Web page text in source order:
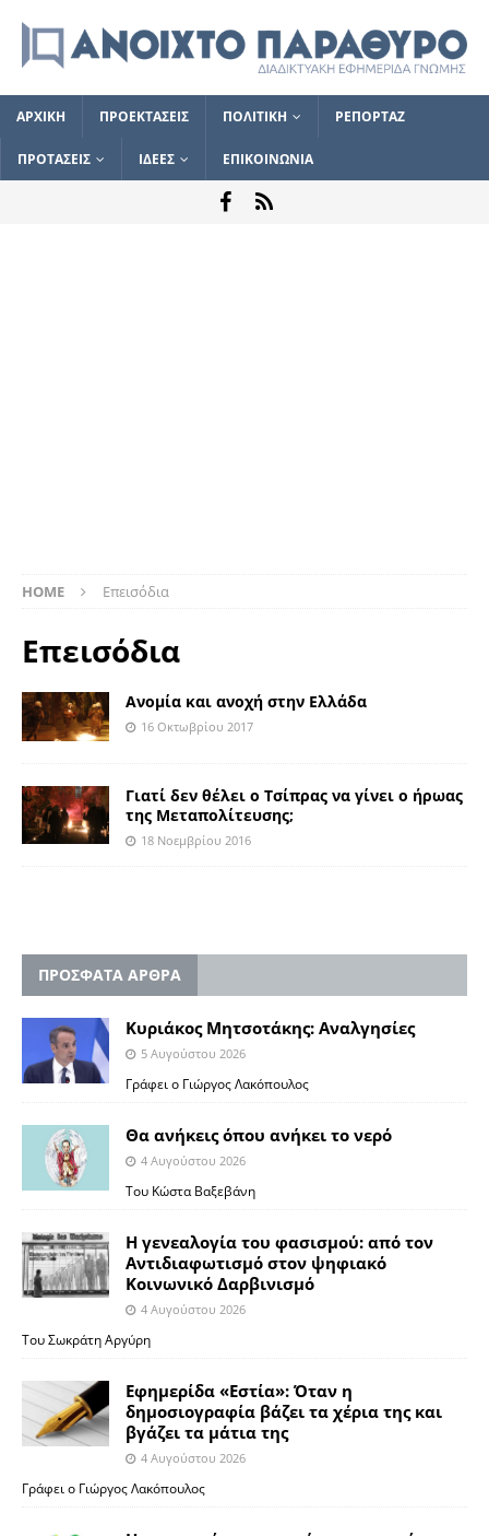
ΑΡΧΙΚΗ ΠΡΟΕΚΤΑΣΕΙΣ ΠΟΛΙΤΙΚΗ ΡΕΠΟΡΤΑΖ
ΠΡΟΤΑΣΕΙΣ ΙΔΕΕΣ ΕΠΙΚΟΙΝΩΝΙΑ
HOME Επεισόδια
Επεισόδια
Ανομία και ανοχή στην Ελλάδα
16 Οκτωβρίου 2017
Γιατί δεν θέλει ο Τσίπρας να γίνει ο ήρωας
της Μεταπολίτευσης;
18 Νοεμβρίου 2016
ΠΡΟΣΦΑΤΑ ΑΡΘΡΑ
Κυριάκος Μητσοτάκης: Αναλγησίες
5 Αυγούστου 2026
Γράφει ο Γιώργος Λακόπουλος
Θα ανήκεις όπου ανήκει το νερό
4 Αυγούστου 2026
Του Κώστα Βαξεβάνη
Η γενεαλογία του φασισμού: από τον
Αντιδιαφωτισμό στον ψηφιακό
Κοινωνικό Δαρβινισμό
4 Αυγούστου 2026
Του Σωκράτη Αργύρη
Εφημερίδα «Εστία»: Όταν η
δημοσιογραφία βάζει τα χέρια της και
βγάζει τα μάτια της
4 Αυγούστου 2026
Γράφει ο Γιώργος Λακόπουλος